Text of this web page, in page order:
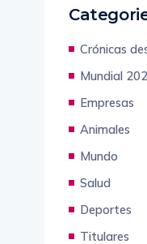
Crónicas
Mundial
Empresas
Animales
Mundo
Salud
Deportes
Titulares